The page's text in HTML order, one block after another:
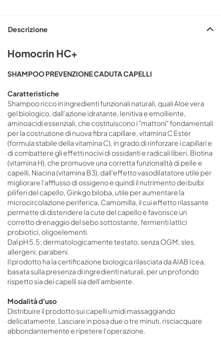
Descrizione
Homocrin HC+
SHAMPOO PREVENZIONE CADUTA CAPELLI
Caratteristiche
Shampoo ricco in ingredienti funzionali naturali, quali Aloe vera
gel biologico, dall'azione idratante, lenitiva e emolliente,
aminoacidi essenziali, che costituiscono i "mattoni" fondamentali
per la costruzione di nuova fibra capillare, vitamina C Ester
(formula stabile della vitamina C), in grado di rinforzare i capillari e
di combattere gli effetti nocivi di ossidanti e radicali liberi, Biotina
(vitamina H), che promuove una corretta funzionalità di pelle e
capelli, Niacina (vitamina B3), dall'effetto vasodilatatore utile per
migliorare l'afflusso di ossigeno e quindi il nutrimento dei bulbi
piliferi del capello, Ginkgo biloba, utile per aumentare la
microcircolazione periferica, Camomilla, il cui effetto rilassante
permette di distendere la cute del capello e favorisce un
corretto drenaggio del sebo sottostante, fermenti lattici
probiotici, oligoelementi.
Dal pH 5,5; dermatologicamente testato, senza OGM, sles,
allergeni, parabeni.
Il prodotto ha la certificazione biologica rilasciata da AIAB Icea,
basata sulla presenza di ingredienti naturali, per un profondo
rispetto sia dei capelli sia dell'ambiente.
Modalità d'uso
Distribuire il prodotto sui capelli umidi massaggiando
delicatamente. Lasciare in posa due o tre minuti, risciacquare
abbondantemente e ripetere l'operazione.